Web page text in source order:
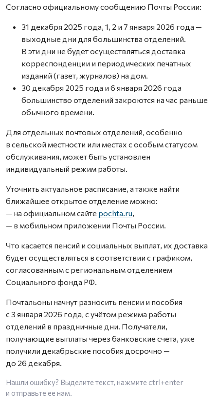
Согласно официальному сообщению Почты России:
31 декабря 2025 года, 1, 2 и 7 января 2026 года —
выходные дни для большинства отделений.
В эти дни не будет осуществляться доставка
корреспонденции и периодических печатных
изданий (газет, журналов) на дом.
30 декабря 2025 года и 6 января 2026 года
большинство отделений закроются на час раньше
обычного времени.
Для отдельных почтовых отделений, особенно
в сельской местности или местах с особым статусом
обслуживания, может быть установлен
индивидуальный режим работы.
Уточнить актуальное расписание, а также найти
ближайшее открытое отделение можно:
— на официальном сайте pochta.ru,
— в мобильном приложении Почты России.
Что касается пенсий и социальных выплат, их доставка
будет осуществляться в соответствии с графиком,
согласованным с региональным отделением
Социального фонда РФ.
Почтальоны начнут разносить пенсии и пособия
с 3 января 2026 года, с учётом режима работы
отделений в праздничные дни. Получатели,
получающие выплаты через банковские счета, уже
получили декабрьские пособия досрочно —
до 26 декабря.
Нашли ошибку? Выделите текст, нажмите ctrl+enter
и отправьте ее нам.